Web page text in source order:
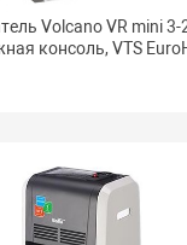
Volcano VR mini 3-
консоль, VTS